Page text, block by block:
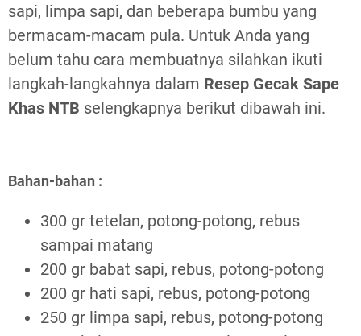
sapi, limpa sapi, dan beberapa bumbu yang
bermacam-macam pula. Untuk Anda yang
belum tahu cara membuatnya silahkan ikuti
langkah-langkahnya dalam Resep Gecak Sape
Khas NTB selengkapnya berikut dibawah ini.
Bahan-bahan :
300 gr tetelan, potong-potong, rebus
sampai matang
200 gr babat sapi, rebus, potong-potong
200 gr hati sapi, rebus, potong-potong
250 gr limpa sapi, rebus, potong-potong